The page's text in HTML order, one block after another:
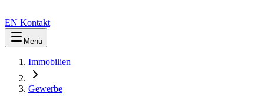
EN Kontakt
Menü
Immobilien
Gewerbe